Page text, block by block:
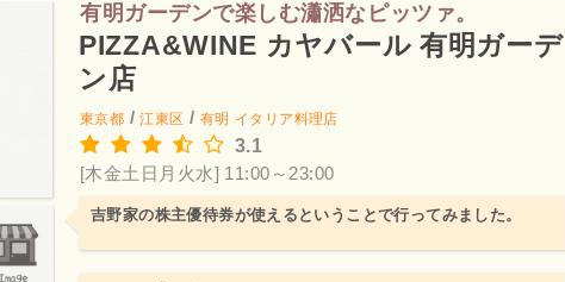
有明ガーデンで楽しむ瀟洒なピッツァ。
PIZZA&WINE カヤバール 有明ガーデ
ン店
東京都 /江東区 / 有明 イタリア料理店
3.1
[木金土日月火水] 11:00～23:00
吉野家の株主優待券が使えるということで行ってみました。